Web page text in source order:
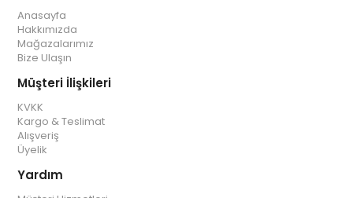
Anasayfa
Hakkımızda
Mağazalarımız
Bize Ulaşın
Müşteri İlişkileri
KVKK
Kargo & Teslimat
Alışveriş
Üyelik
Yardım